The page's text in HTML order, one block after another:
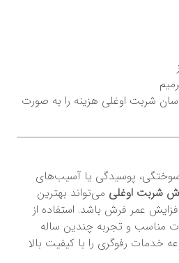
شربت اوغلی هزینه را به صورت
پوسیدگی یا آسیب‌های
شربت اوغلی می‌تواند بهترین
عمر فرش باشد. استفاده از
مناسب و تجربه چندین ساله
رفوگری را با کیفیت بالا